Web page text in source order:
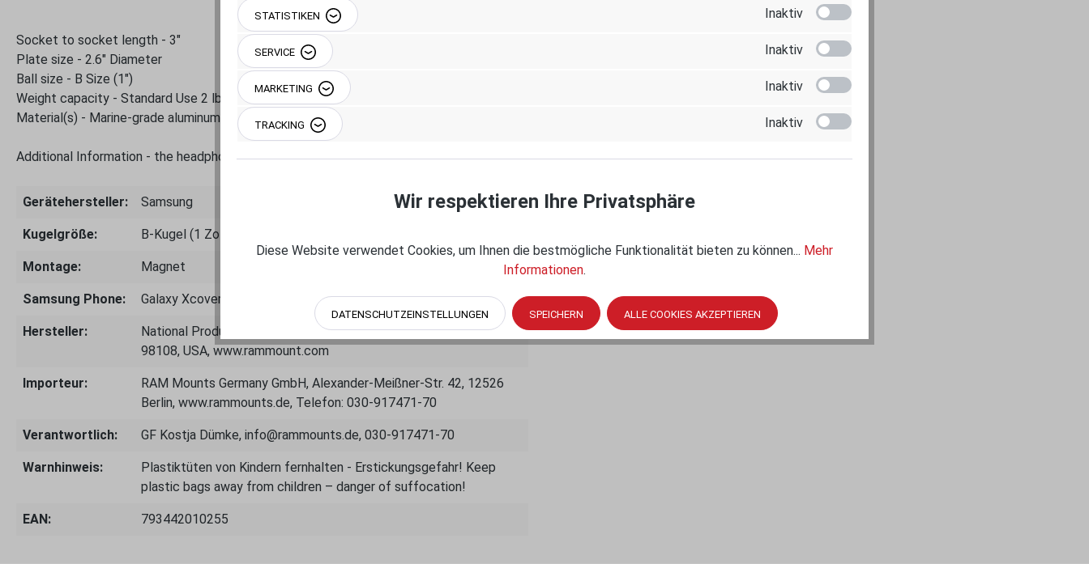
Socket to socket length - 3"
Plate size - 2.6" Diameter
Ball size - B Size (1")
Weight capacity - Standard Use 2 lbs, Heavy-Duty Use 1 lb
Material(s) - Marine-grade aluminum, High-strength composite, Rubber
Additional Information - the headphone jack of the Samsung XCover Pro is blocked while in the powered dock.
Gerätehersteller: Samsung
Kugelgröße: B-Kugel (1 Zoll bis 0.9 kg)
Montage: Magnet
Samsung Phone: Galaxy Xcover Pro
Hersteller:
National Products Inc.- 8410 Dallas Avenue South, Seattle, WA
98108, USA, www.rammount.com
Importeur:
RAM Mounts Germany GmbH, Alexander-Meißner-Str. 42, 12526
Berlin, www.rammounts.de, Telefon: 030-917471-70
Verantwortlich: GF Kostja Dümke, info@rammounts.de, 030-917471-70
Warnhinweis:
Plastiktüten von Kindern fernhalten - Erstickungsgefahr! Keep
plastic bags away from children – danger of suffocation!
EAN: 793442010255
STATISTIKEN Inaktiv
SERVICE Inaktiv
MARKETING Inaktiv
TRACKING Inaktiv
Wir respektieren Ihre Privatsphäre
Diese Website verwendet Cookies, um Ihnen die bestmögliche Funktionalität bieten zu können... Mehr
Informationen.
DATENSCHUTZEINSTELLUNGEN SPEICHERN ALLE COOKIES AKZEPTIEREN